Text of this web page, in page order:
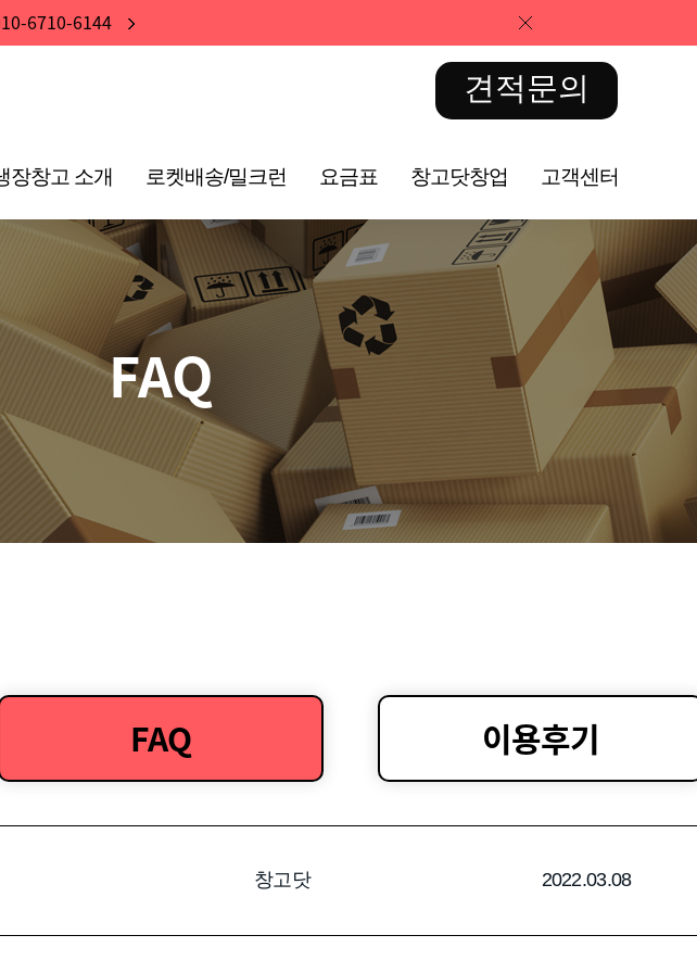
6710-6144
견적문의
장창고 소개 로켓배송/밀크런 요금표 창고닷창업 고객센터
FAQ
FAQ 이용후기
창고닷 2022.03.08